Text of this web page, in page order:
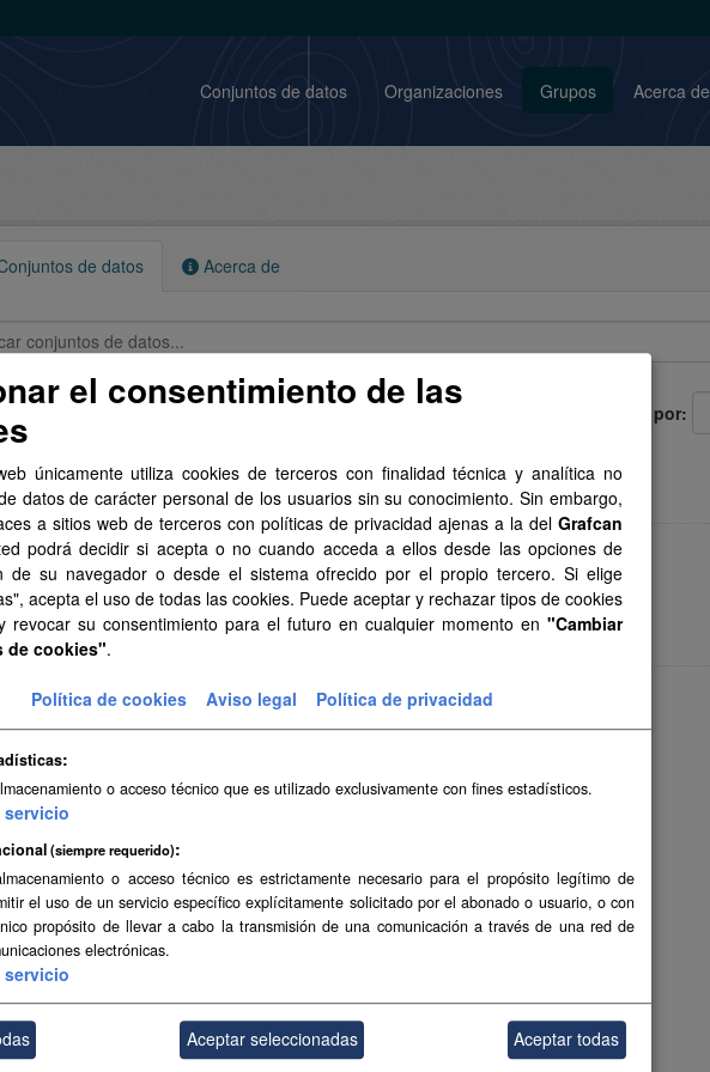
Conjuntos de datos Organizaciones Grupos Acerca de
de datos Acerca de
Ordenar por
de datos encontrados
GRAFCAN Formatos: TIFF
20 cm/píxel de Canarias (2024)
20 cm/píxel de Canarias (2024)
Digital de Terreno (MDT) de 25x25 metros
Digital de Terreno (MDT) de 25x25 metros
el consentimiento de las
únicamente utiliza cookies de terceros con finalidad técnica y analítica no
datos de carácter personal de los usuarios sin su conocimiento. Sin embargo,
a sitios web de terceros con políticas de privacidad ajenas a la del Grafcan
podrá decidir si acepta o no cuando acceda a ellos desde las opciones de
de su navegador o desde el sistema ofrecido por el propio tercero. Si elige
acepta el uso de todas las cookies. Puede aceptar y rechazar tipos de cookies
revocar su consentimiento para el futuro en cualquier momento en "Cambiar
de cookies".
Política de cookies Aviso legal Política de privacidad
o acceso técnico que es utilizado exclusivamente con fines estadísticos.
servicio
(siempre requerido)
o acceso técnico es estrictamente necesario para el propósito legítimo de
el uso de un servicio específico explícitamente solicitado por el abonado o usuario, o con
propósito de llevar a cabo la transmisión de una comunicación a través de una red de
electrónicas.
servicio
Aceptar seleccionadas Aceptar todas